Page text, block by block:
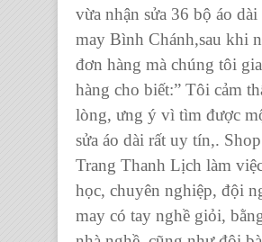
vừa nhận sửa 36 bộ áo
may Bình Chánh,sau khi
đơn hàng mà chúng tôi
hàng cho biết:” Tôi cảm
lòng, ưng ý vì tìm được
sửa áo dài rất uy tín,.
Trang Thanh Lịch làm
học, chuyên nghiệp, đội
may có tay nghề giỏi,